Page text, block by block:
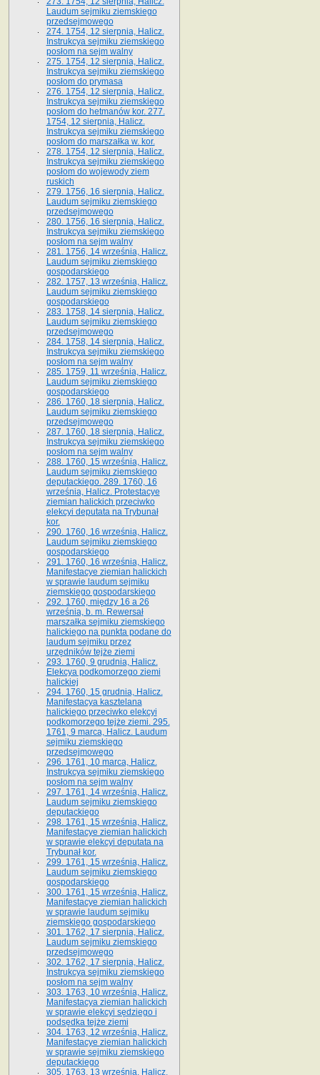
Laudum sejmiku ziemskiego
przedsejmowego
274. 1754, 12 sierpnia, Halicz.
Instrukcya sejmiku ziemskiego
posłom na sejm walny
275. 1754, 12 sierpnia, Halicz.
Instrukcya sejmiku ziemskiego
posłom do prymasa
276. 1754, 12 sierpnia, Halicz.
Instrukcya sejmiku ziemskiego
posłom do hetmanów kor. 277.
1754, 12 sierpnia, Halicz.
Instrukcya sejmiku ziemskiego
posłom do marszałka w. kor.
278. 1754, 12 sierpnia, Halicz.
Instrukcya sejmiku ziemskiego
posłom do wojewody ziem
ruskich
279. 1756, 16 sierpnia, Halicz.
Laudum sejmiku ziemskiego
przedsejmowego
280. 1756, 16 sierpnia, Halicz.
Instrukcya sejmiku ziemskiego
posłom na sejm walny
281. 1756, 14 września, Halicz.
Laudum sejmiku ziemskiego
gospodarskiego
282. 1757, 13 września, Halicz.
Laudum sejmiku ziemskiego
gospodarskiego
283. 1758, 14 sierpnia, Halicz.
Laudum sejmiku ziemskiego
przedsejmowego
284. 1758, 14 sierpnia, Halicz.
Instrukcya sejmiku ziemskiego
posłom na sejm walny
285. 1759, 11 września, Halicz.
Laudum sejmiku ziemskiego
gospodarskiego
286. 1760, 18 sierpnia, Halicz.
Laudum sejmiku ziemskiego
przedsejmowego
287. 1760, 18 sierpnia, Halicz.
Instrukcya sejmiku ziemskiego
posłom na sejm walny
288. 1760, 15 września, Halicz.
Laudum sejmiku ziemskiego
deputackiego. 289. 1760, 16
września, Halicz. Protestacye
ziemian halickich przeciwko
elekcyi deputata na Trybunał
kor.
290. 1760, 16 września, Halicz.
Laudum sejmiku ziemskiego
gospodarskiego
291. 1760, 16 września, Halicz.
Manifestacye ziemian halickich
w sprawie laudum sejmiku
ziemskiego gospodarskiego
292. 1760, między 16 a 26
września, b. m. Rewersał
marszałka sejmiku ziemskiego
halickiego na punkta podane do
laudum sejmiku przez
urzędników tejże ziemi
293. 1760, 9 grudnia, Halicz.
Elekcya podkomorzego ziemi
halickiej
294. 1760, 15 grudnia, Halicz.
Manifestacya kasztelana
halickiego przeciwko elekcyi
podkomorzego tejże ziemi. 295.
1761, 9 marca, Halicz. Laudum
sejmiku ziemskiego
przedsejmowego
296. 1761, 10 marca, Halicz.
Instrukcya sejmiku ziemskiego
posłom na sejm walny
297. 1761, 14 września, Halicz.
Laudum sejmiku ziemskiego
deputackiego
298. 1761, 15 września, Halicz.
Manifestacye ziemian halickich
w sprawie elekcyi deputata na
Trybunał kor.
299. 1761, 15 września, Halicz.
Laudum sejmiku ziemskiego
gospodarskiego
300. 1761, 15 września, Halicz.
Manifestacye ziemian halickich
w sprawie laudum sejmiku
ziemskiego gospodarskiego
301. 1762, 17 sierpnia, Halicz.
Laudum sejmiku ziemskiego
przedsejmowego
302. 1762, 17 sierpnia, Halicz.
Instrukcya sejmiku ziemskiego
posłom na sejm walny
303. 1763, 10 września, Halicz.
Manifestacya ziemian halickich
w sprawie elekcyi sędziego i
podsędka tejże ziemi
304. 1763, 12 września, Halicz.
Manifestacye ziemian halickich
w sprawie sejmiku ziemskiego
deputackiego
305. 1763, 13 września, Halicz.